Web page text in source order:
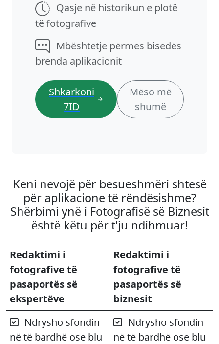
Qasje në historikun e plotë
të fotografive
Mbështetje përmes bisedës
brenda aplikacionit
Shkarkoni
7ID
Mëso më
shumë
Keni nevojë për besueshmëri shtesë
për aplikacione të rëndësishme?
Shërbimi ynë i Fotografisë së Biznesit
është këtu për t'ju ndihmuar!
Redaktimi i
fotografive të
pasaportës së
ekspertëve
Redaktimi i
fotografive të
pasaportës së
biznesit
Ndrysho sfondin
në të bardhë ose blu
Ndrysho sfondin
në të bardhë ose blu